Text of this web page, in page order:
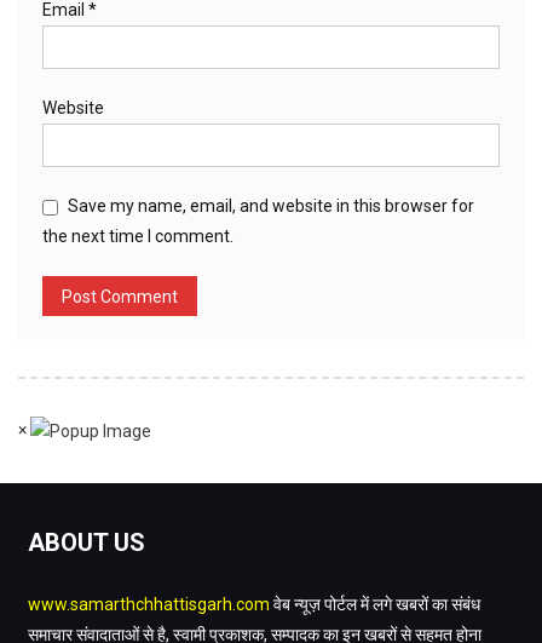
Email *
Website
Save my name, email, and website in this browser for
the next time I comment.
×
ABOUT US
www.samarthchhattisgarh.com वेब न्यूज़ पोर्टल में लगे खबरों का संबंध
समाचार संवादाताओं से है, स्वामी प्रकाशक, सम्पादक का इन खबरों से सहमत होना